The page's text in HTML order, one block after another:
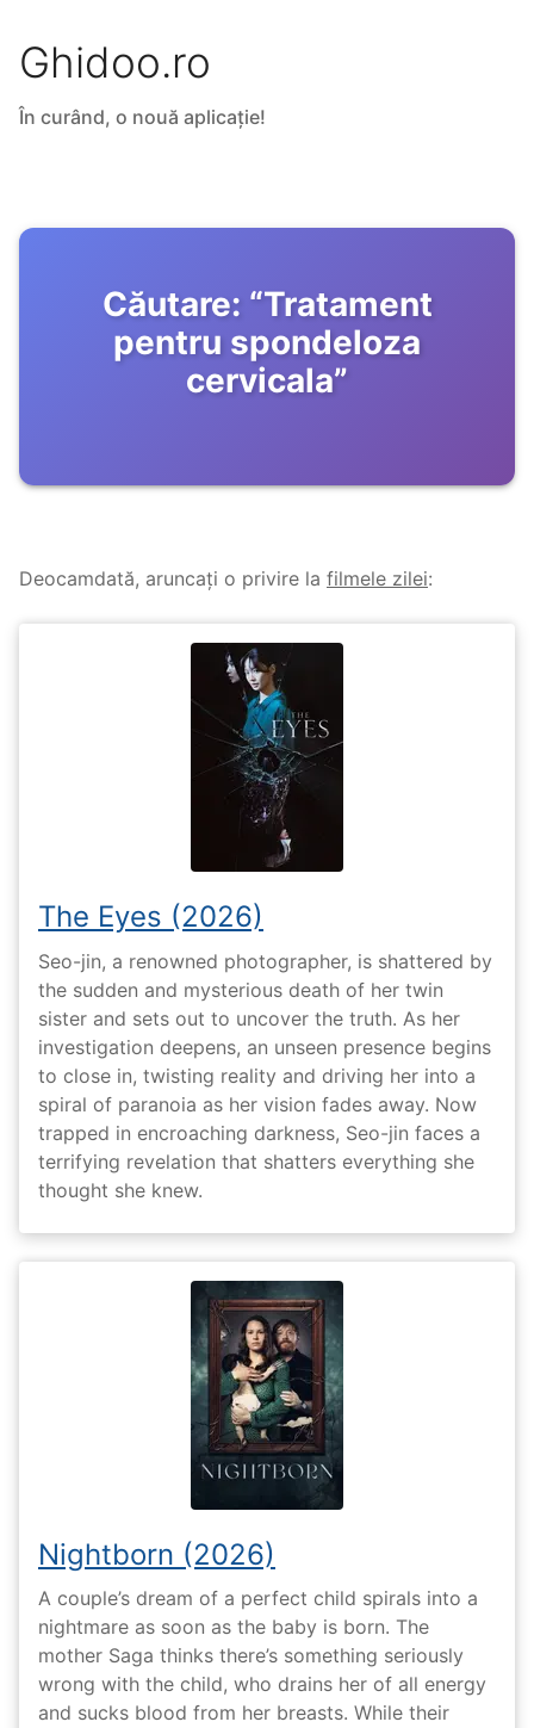
Ghidoo.ro
În curând, o nouă aplicație!
Căutare: “Tratament
pentru spondeloza
cervicala”
Deocamdată, aruncați o privire la filmele zilei:
The Eyes (2026)
Seo-jin, a renowned photographer, is shattered by
the sudden and mysterious death of her twin
sister and sets out to uncover the truth. As her
investigation deepens, an unseen presence begins
to close in, twisting reality and driving her into a
spiral of paranoia as her vision fades away. Now
trapped in encroaching darkness, Seo-jin faces a
terrifying revelation that shatters everything she
thought she knew.
Nightborn (2026)
A couple’s dream of a perfect child spirals into a
nightmare as soon as the baby is born. The
mother Saga thinks there’s something seriously
wrong with the child, who drains her of all energy
and sucks blood from her breasts. While their